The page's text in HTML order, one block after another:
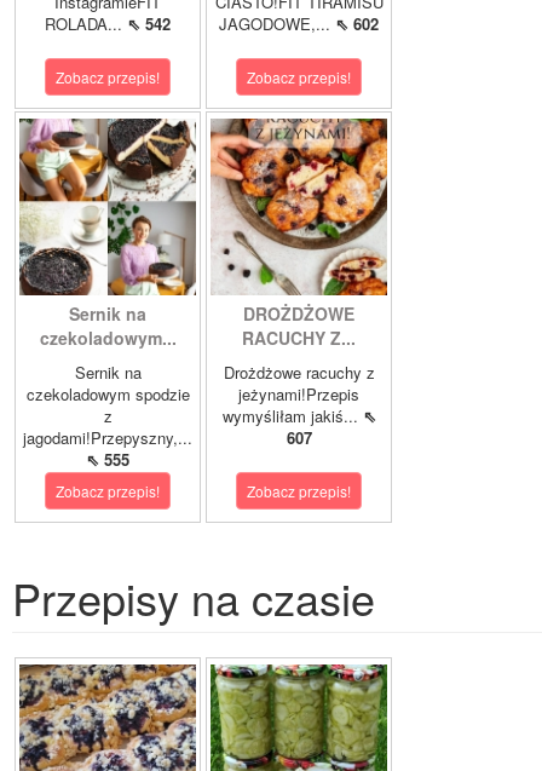
ROLADA... ⇖ 542
Zobacz przepis!
JAGODOWE,... ⇖ 602
Zobacz przepis!
Sernik na
czekoladowym...
Sernik na
czekoladowym spodzie
z
jagodami!Przepyszny,...
⇖ 555
Zobacz przepis!
DROŻDŻOWE
RACUCHY Z...
Drożdżowe racuchy z
jeżynami!Przepis
wymyśliłam jakiś... ⇖
607
Zobacz przepis!
Przepisy na czasie